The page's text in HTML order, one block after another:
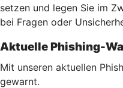
setzen und legen Sie im
bei Fragen oder
Aktuelle Phishing-
Mit unseren aktuellen
gewarnt.